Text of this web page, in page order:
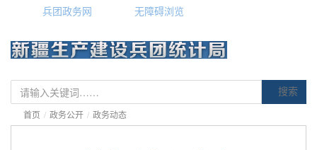
兵团政务网 无障碍浏览
搜索
首页 / 政务公开 / 政务动态